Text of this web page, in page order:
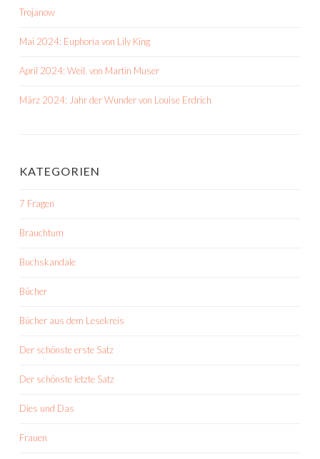
Trojanow
Mai 2024: Euphoria von Lily King
April 2024: Weil. von Martin Muser
März 2024: Jahr der Wunder von Louise Erdrich
KATEGORIEN
7 Fragen
Brauchtum
Buchskandale
Bücher
Bücher aus dem Lesekreis
Der schönste erste Satz
Der schönste letzte Satz
Dies und Das
Frauen